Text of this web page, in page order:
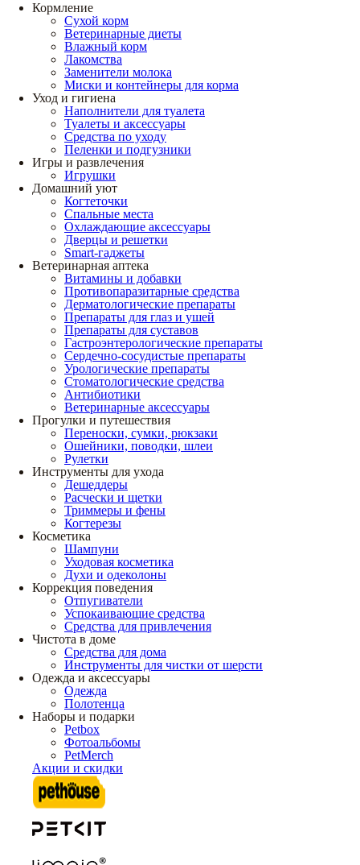
Кормление
Сухой корм
Ветеринарные диеты
Влажный корм
Лакомства
Заменители молока
Миски и контейнеры для корма
Уход и гигиена
Наполнители для туалета
Туалеты и аксессуары
Средства по уходу
Пеленки и подгузники
Игры и развлечения
Игрушки
Домашний уют
Когтеточки
Спальные места
Охлаждающие аксессуары
Дверцы и решетки
Smart-гаджеты
Ветеринарная аптека
Витамины и добавки
Противопаразитарные средства
Дерматологические препараты
Препараты для глаз и ушей
Препараты для суставов
Гастроэнтерологические препараты
Сердечно-сосудистые препараты
Урологические препараты
Стоматологические средства
Антибиотики
Ветеринарные аксессуары
Прогулки и путешествия
Переноски, сумки, рюкзаки
Ошейники, поводки, шлеи
Рулетки
Инструменты для ухода
Дешеддеры
Расчески и щетки
Триммеры и фены
Когтерезы
Косметика
Шампуни
Уходовая косметика
Духи и одеколоны
Коррекция поведения
Отпугиватели
Успокаивающие средства
Средства для привлечения
Чистота в доме
Средства для дома
Инструменты для чистки от шерсти
Одежда и аксессуары
Одежда
Полотенца
Наборы и подарки
Petbox
Фотоальбомы
PetMerch
Акции и скидки